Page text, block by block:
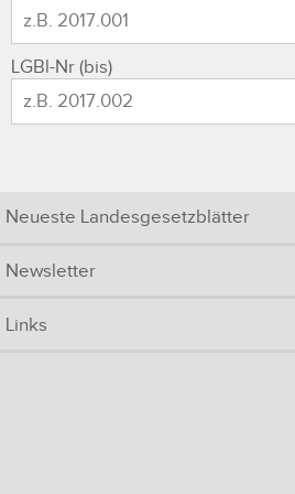
LGBl-Nr (bis)
Neueste Landesgesetzblätter
Newsletter
Links